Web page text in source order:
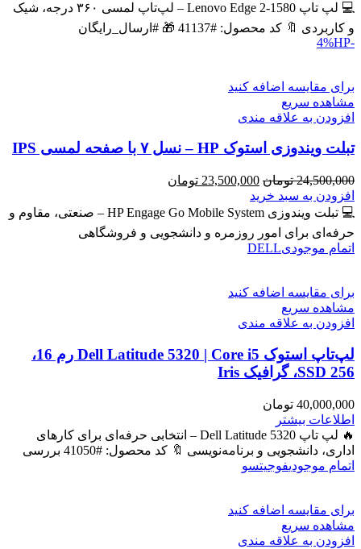
43,600,000 تومان
39,900,000 تومان
است.
💻 لپ تاپ Lenovo Edge 2-1580 – لپ‌تاپ لمسی ۳۶۰ درجه، شیک
و کاربردی 🔖 کد محصول: #41137 🎁 #ارسال_رایگان
-4%
HP
برای مقایسه اضافه کنید
مشاهده سریع
افزودن به علاقه مندی
تبلت ویندوزی استوک HP – نسل ۷ با صفحه لمسی IPS
24,500,000 تومان قیمت
اصلی
24,500,000 تومان
23,500,000 تومان
23,500,000 تومان
افزودن به سبد خرید
💻 تبلت ویندوزی HP Engage Go Mobile System – صنعتی، مقاوم و
حرفه‌ای برای امور روزمره و دانشجویی و فروشگاهی
اتمام موجودیDELL
برای مقایسه اضافه کنید
مشاهده سریع
افزودن به علاقه مندی
لپ‌تاپ استوک Dell Latitude 5320 | Core i5 رم 16،
SSD 256، گرافیک Iris
40,000,000 تومان
اطلاعات بیشتر
🔥 لپ تاپ Dell Latitude 5320 – انتخابی حرفه‌ای برای کارهای
اداری، دانشجویی و برنامه‌نویسی 🔖 کد محصول: #41050 بررسی
اتمام موجودیفوجیتسو
برای مقایسه اضافه کنید
مشاهده سریع
افزودن به علاقه مندی